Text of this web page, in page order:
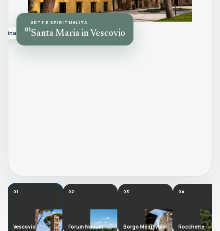
01
ARTE E SPIRITUALITÀ
Santa Maria in Vescovio
01
Vescovio
02
Forum Novum
03
Borgo Medievale
04
Rocchette